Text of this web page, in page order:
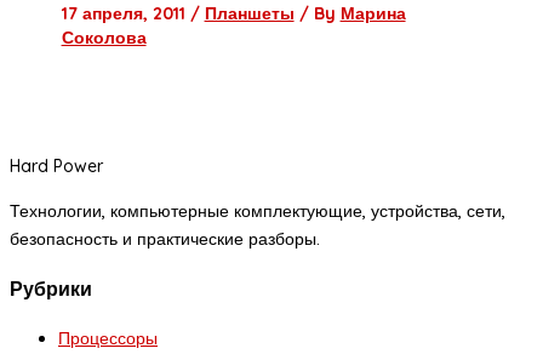
17 апреля, 2011 / Планшеты / By Марина
Соколова
Hard Power
Технологии, компьютерные комплектующие, устройства, сети,
безопасность и практические разборы.
Рубрики
Процессоры